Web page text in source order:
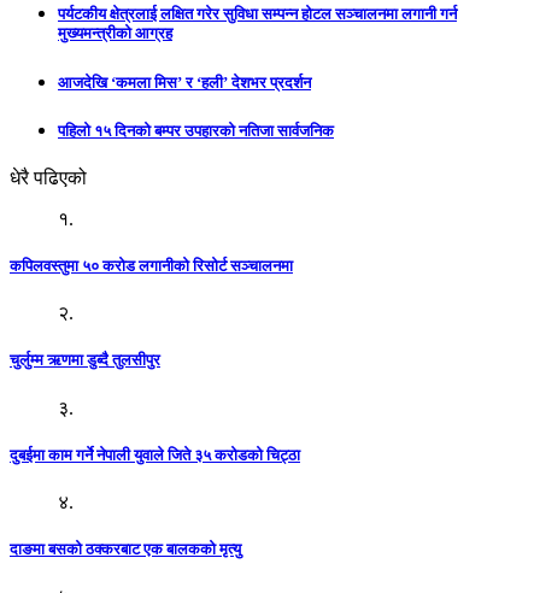
पर्यटकीय क्षेत्रलाई लक्षित गरेर सुविधा सम्पन्न होटल सञ्चालनमा लगानी गर्न
मुख्यमन्त्रीको आग्रह
आजदेखि ‘कमला मिस’ र ‘हली’ देशभर प्रदर्शन
पहिलो १५ दिनको बम्पर उपहारको नतिजा सार्वजनिक
धेरै पढिएको
१.
कपिलवस्तुमा ५० करोड लगानीको रिसोर्ट सञ्चालनमा
२.
चुर्लुम्म ऋणमा डुब्दै तुलसीपुर
३.
दुबईमा काम गर्ने नेपाली युवाले जिते ३५ करोडको चिट्ठा
४.
दाङमा बसको ठक्करबाट एक बालकको मृत्यु